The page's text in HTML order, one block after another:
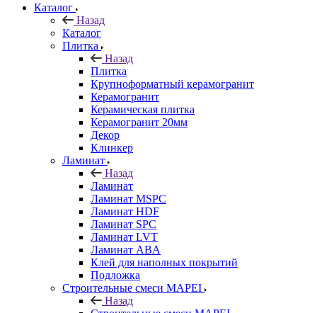
Каталог
Назад
Каталог
Плитка
Назад
Плитка
Крупноформатный керамогранит
Керамогранит
Керамическая плитка
Керамогранит 20мм
Декор
Клинкер
Ламинат
Назад
Ламинат
Ламинат MSPC
Ламинат HDF
Ламинат SPC
Ламинат LVT
Ламинат ABA
Клей для наполных покрытий
Подложка
Строительные смеси MAPEI
Назад